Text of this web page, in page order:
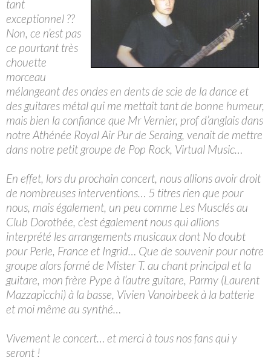
tant
exceptionnel ??
Non, ce n’est pas
ce pourtant très
chouette
morceau
mélangeant des ondes en dents de scie de la dance et
des guitares métal qui me mettait tant de bonne humeur,
mais bien la confiance que Mr Vernier, prof d’anglais dans
notre Athénée Royal Air Pur de Seraing, venait de mettre
dans notre petit groupe de Pop Rock, Virtual Music…
En effet, lors du prochain concert, nous allions avoir droit
de nombreuses interventions… 5 titres rien que pour
nous, mais également, un peu comme Les Musclés au
Club Dorothée, c’est également nous qui allions
interprété les arrangements musicaux dont No doubt
pour Perle, France et Ingrid… Que de souvenir pour notre
groupe alors formé de Mister T. au chant principal et la
guitare, mon frère Pype à l’autre guitare, Parmy (Laurent
Mazzapicchi) à la basse, Vivien Vanoirbeek à la batterie
et moi même au synthé…
Vivement le concert… et merci à tous nos fans qui y
seront !